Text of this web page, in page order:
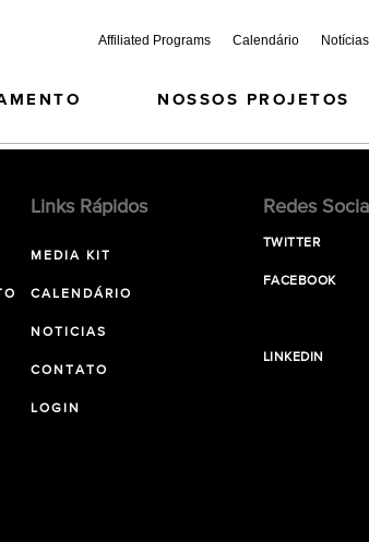
Affiliated Programs Calendário Notícias
NOSSOS PROJETOS
Links Rápidos
MEDIA KIT
CALENDÁRIO
NOTICIAS
CONTATO
LOGIN
Redes
TWITTER
FACEBOOK
LINKEDIN